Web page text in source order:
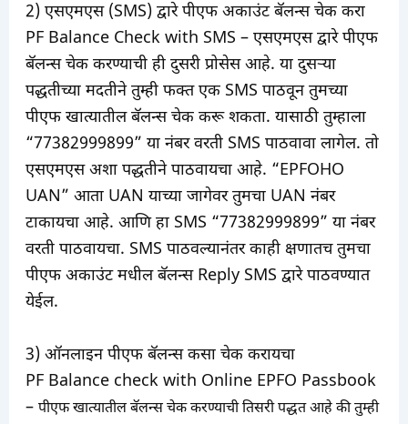
2) एसएमएस (SMS) द्वारे पीएफ अकाउंट बॅलन्स चेक करा
PF Balance Check with SMS – एसएमएस द्वारे पीएफ
बॅलन्स चेक करण्याची ही दुसरी प्रोसेस आहे. या दुसऱ्या
पद्धतीच्या मदतीने तुम्ही फक्त एक SMS पाठवून तुमच्या
पीएफ खात्यातील बॅलन्स चेक करू शकता. यासाठी तुम्हाला
“77382999899” या नंबर वरती SMS पाठवावा लागेल. तो
एसएमएस अशा पद्धतीने पाठवायचा आहे. “EPFOHO
UAN” आता UAN याच्या जागेवर तुमचा UAN नंबर
टाकायचा आहे. आणि हा SMS “77382999899” या नंबर
वरती पाठवायचा. SMS पाठवल्यानंतर काही क्षणातच तुमचा
पीएफ अकाउंट मधील बॅलन्स Reply SMS द्वारे पाठवण्यात
येईल.
3) ऑनलाइन पीएफ बॅलन्स कसा चेक करायचा
PF Balance check with Online EPFO Passbook
– पीएफ खात्यातील बॅलन्स चेक करण्याची तिसरी पद्धत आहे की तुम्ही